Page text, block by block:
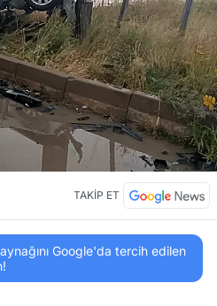
TAKİP ET
Google'da tercih edilen